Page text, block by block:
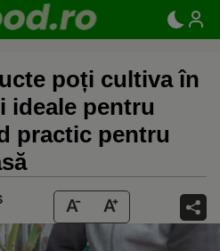
poți cultiva în
ideale pentru
practic pentru